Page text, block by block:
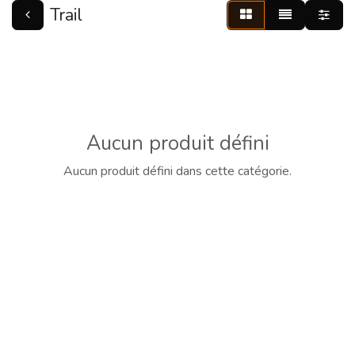
Trail
Aucun produit défini
Aucun produit défini dans cette catégorie.